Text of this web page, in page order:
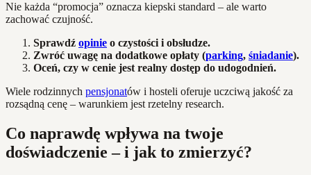
Nie każda “promocja” oznacza kiepski standard – ale warto
zachować czujność.
Sprawdź opinie o czystości i obsłudze.
Zwróć uwagę na dodatkowe opłaty (parking, śniadanie).
Oceń, czy w cenie jest realny dostęp do udogodnień.
Wiele rodzinnych pensjonatów i hosteli oferuje uczciwą jakość za
rozsądną cenę – warunkiem jest rzetelny research.
Co naprawdę wpływa na twoje
doświadczenie – i jak to zmierzyć?